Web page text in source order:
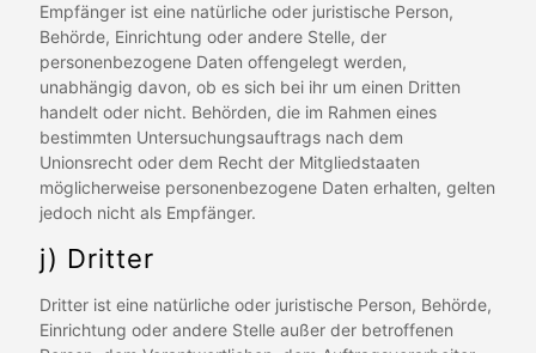
Empfänger ist eine natürliche oder juristische Person,
Behörde, Einrichtung oder andere Stelle, der
personenbezogene Daten offengelegt werden,
unabhängig davon, ob es sich bei ihr um einen Dritten
handelt oder nicht. Behörden, die im Rahmen eines
bestimmten Untersuchungsauftrags nach dem
Unionsrecht oder dem Recht der Mitgliedstaaten
möglicherweise personenbezogene Daten erhalten, gelten
jedoch nicht als Empfänger.
j) Dritter
Dritter ist eine natürliche oder juristische Person, Behörde,
Einrichtung oder andere Stelle außer der betroffenen